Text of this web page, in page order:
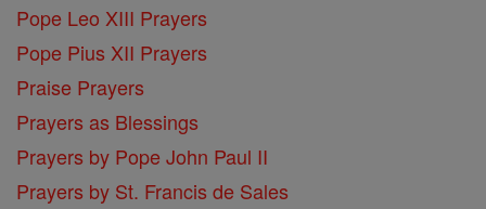
Pope Leo XIII Prayers
Pope Pius XII Prayers
Praise Prayers
Prayers as Blessings
Prayers by Pope John Paul II
Prayers by St. Francis de Sales